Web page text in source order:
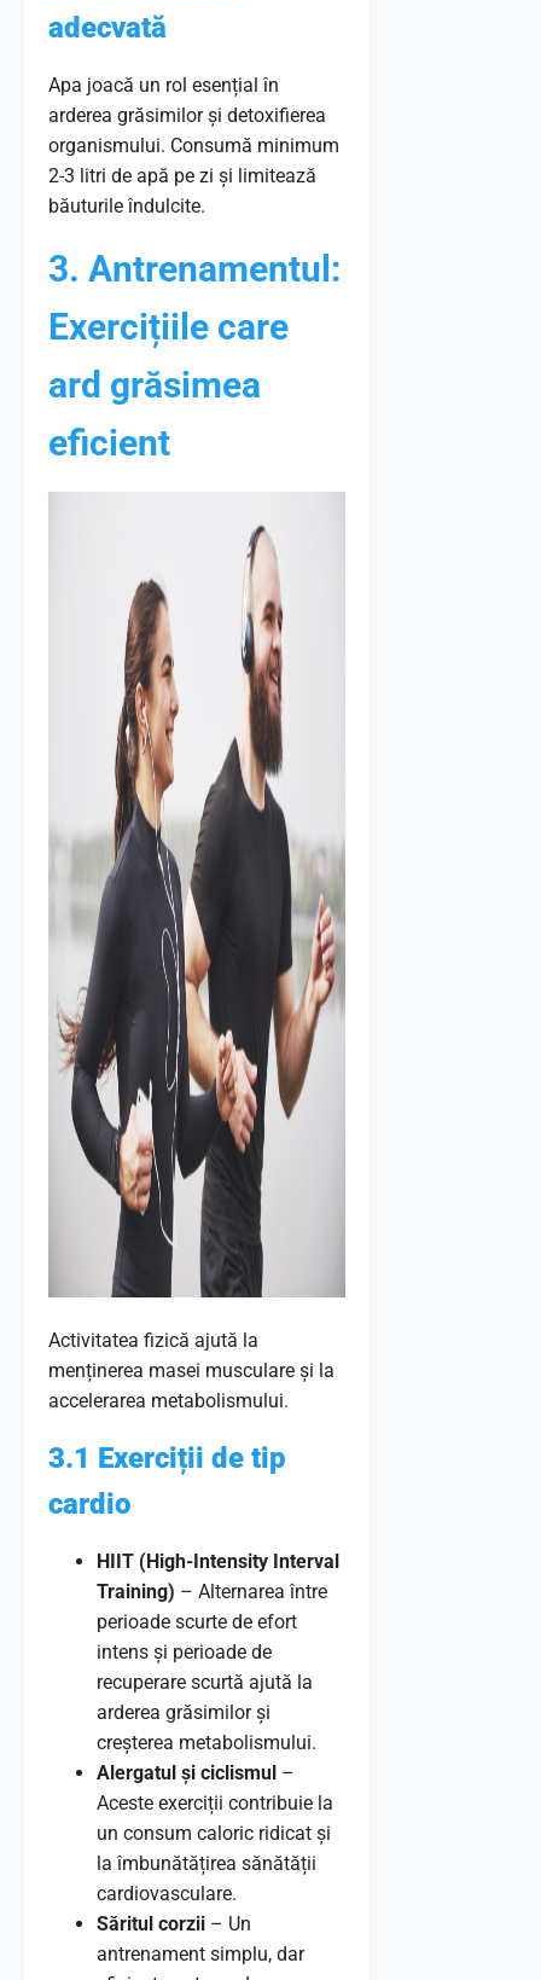
adecvată
Apa joacă un rol esențial în
arderea grăsimilor și detoxifierea
organismului. Consumă minimum
2-3 litri de apă pe zi și limitează
băuturile îndulcite.
3. Antrenamentul:
Exercițiile care
ard grăsimea
eficient
Activitatea fizică ajută la
menținerea masei musculare și la
accelerarea metabolismului.
3.1 Exerciții de tip
cardio
HIIT (High-Intensity Interval
Training) – Alternarea între
perioade scurte de efort
intens și perioade de
recuperare scurtă ajută la
arderea grăsimilor și
creșterea metabolismului.
Alergatul și ciclismul –
Aceste exerciții contribuie la
un consum caloric ridicat și
la îmbunătățirea sănătății
cardiovasculare.
Săritul corzii – Un
antrenament simplu, dar